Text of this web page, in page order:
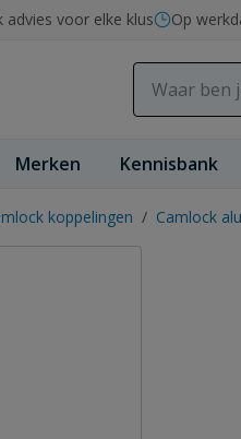
advies voor elke klus Op
Merken Kennisbank
koppelingen / Camlock